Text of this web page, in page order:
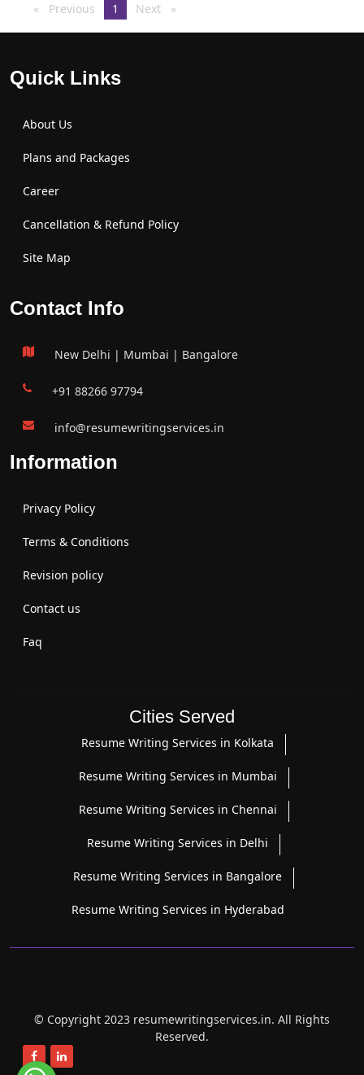
Previous pageYou're
1 Next page
Quick Links
About Us
Plans and Packages
Career
Cancellation & Refund Policy
Site Map
Contact Info
New Delhi | Mumbai | Bangalore
+91 88266 97794
info@resumewritingservices.in
Information
Privacy Policy
Terms & Conditions
Revision policy
Contact us
Faq
Cities Served
Resume Writing Services in Kolkata
Resume Writing Services in Mumbai
Resume Writing Services in Chennai
Resume Writing Services in Delhi
Resume Writing Services in Bangalore
Resume Writing Services in Hyderabad
© Copyright 2023 resumewritingservices.in. All Rights
Reserved.